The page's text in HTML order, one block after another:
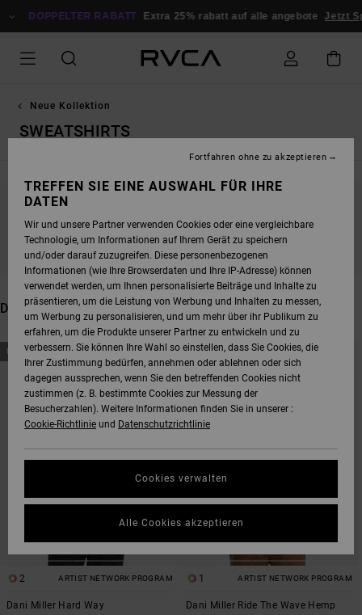
ZURDOPPELTER RABATT Extra 25% rabatt auf alle angebote Jetzt
Neue Kollektion
SWEATSHIRTS
BLEIB DABEI, DIE PRODUKTE SIND BALD
WIEDER DA
DAS KÖNNTE DIR AUCH GEFALLEN
DIREKT
ZU
FILTERKRITERIEN
ÜBERSPRINGEN
UND
FILTERN
NEUHEITEN
2 ARTIST NETWORK PROGRAM
Dani Miller Hard Way
NEUHEITEN
1 ARTIST NETWORK PROGRAM
Dani Miller Ride The Wave Hemp
TREFFEN SIE EINE AUSWAHL FÜR IHRE
DATEN
Wir und unsere Partner verwenden Cookies oder eine vergleichbare
Technologie, um Informationen auf Ihrem Gerät zu speichern
und/oder darauf zuzugreifen. Diese personenbezogenen
Informationen (wie Ihre Browserdaten und Ihre IP-Adresse) können
verwendet werden, um Ihnen personalisierte Beiträge und Inhalte zu
präsentieren, um die Leistung von Werbung und Inhalten zu messen,
um Werbung zu personalisieren, und um mehr über ihr Publikum zu
erfahren, um die Produkte unserer Partner zu entwickeln und zu
verbessern. Sie können Ihre Wahl so einstellen, dass Sie Cookies, die
Ihrer Zustimmung bedürfen, annehmen oder ablehnen oder sich
dagegen aussprechen, wenn Sie den betreffenden Cookies nicht
zustimmen (z. B. bestimmte Cookies zur Messung der
Besucherzahlen). Weitere Informationen finden Sie in unserer :
Cookie-Richtlinie und Datenschutzrichtlinie
Cookies verwalten
Fortfahren ohne zu akzeptieren
Alle Cookies akzeptieren